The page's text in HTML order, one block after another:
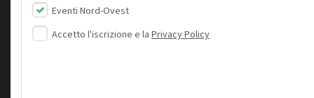
Eventi Nord-Ovest
Accetto l'iscrizione e la Privacy Policy